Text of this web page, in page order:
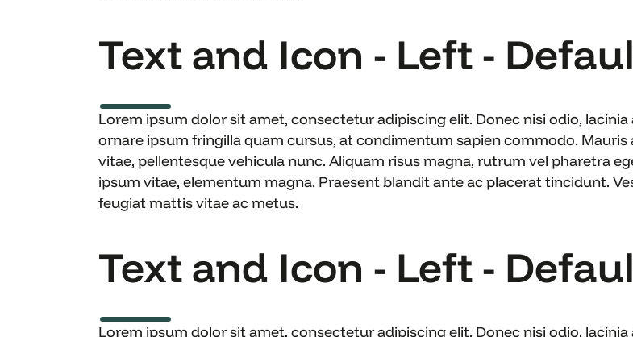
Text and Icon - Left -
Lorem ipsum dolor sit amet, consectetur adipiscing elit. Donec nisi odio,
ornare ipsum fringilla quam cursus, at condimentum sapien commodo.
vitae, pellentesque vehicula nunc. Aliquam risus magna, rutrum vel pharetra
ipsum vitae, elementum magna. Praesent blandit ante ac placerat tincidunt.
feugiat mattis vitae ac metus.
Text and Icon - Left -
Lorem ipsum dolor sit amet, consectetur adipiscing elit. Donec nisi odio,